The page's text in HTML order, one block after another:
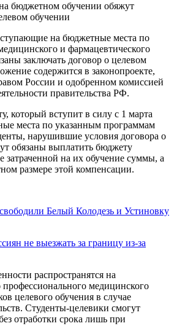
на бюджетные места по
и фармацевтического
заключать договор о целевом
содержится в законопроекте,
России и одобренном комиссией
правительства РФ.
который вступит в силу с 1 марта
места по указанным программам
нарушившие условия договора о
обязаны выплатить бюджету
затраченной на их обучение суммы, а
размере этой компенсации.
Белый Колодезь и Устиновку
не выезжать за границу из-за
распространятся на
медицинского
целевого обучения в случае
Студенты-целевики смогут
отработки срока лишь при